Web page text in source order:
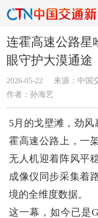
连霍高速公路星
眼守护大漠通途
2026-05-22 来源：中国
作者：孙海艺
5月的戈壁滩，劲风
霍高速公路上，一
无人机迎着阵风平
成像仪同步采集着
境的全维度数据。
这一幕，如今已是